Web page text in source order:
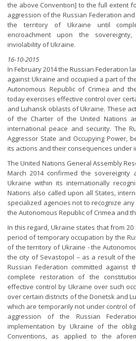
the above Convention] to the full extent
aggression of the Russian Federation
the territory of Ukraine until
encroachment upon the
inviolability of Ukraine.
16-10-2015
In February 2014 the Russian Federation
against Ukraine and occupied a part of
Autonomous Republic of Crimea and
today exercises effective control over
and Luhansk oblasts of Ukraine. These
of the Charter of the United Nations
international peace and security. The
Aggressor State and Occupying Power,
its actions and their consequences under
The United Nations General Assembly
March 2014 confirmed the
Ukraine within its internationally
Nations also called upon all States,
specialized agencies not to recognize
the Autonomous Republic of Crimea and
In this regard, Ukraine states that from
period of temporary occupation by the
of the territory of Ukraine - the
the city of Sevastopol – as a result of
Russian Federation committed against
complete restoration of the
effective control by Ukraine over such
over certain districts of the Donetsk and
which are temporarily not under control
aggression of the Russian
implementation by Ukraine of the
Conventions, as applied to the